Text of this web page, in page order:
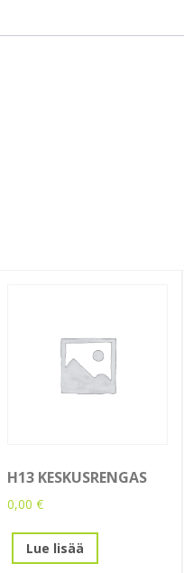
H13 KESKUSRENGAS
0,00 €
Lue lisää